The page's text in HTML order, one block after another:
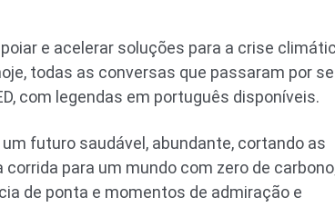
e acelerar soluções para a crise
todas as conversas que passaram por
com legendas em português disponíveis.
futuro saudável, abundante, cortando as
para um mundo com zero de
de ponta e momentos de admiração e